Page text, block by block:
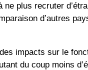
plus recruter
d’autres
impacts sur le
du coup moins